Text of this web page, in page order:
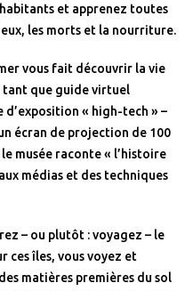
et apprenez toutes
les morts et la nourriture.
vous fait découvrir la vie
tant que guide virtuel
d’exposition « high-tech » –
écran de projection de 100
musée raconte « l’histoire
médias et des techniques
– ou plutôt : voyagez – le
ces îles, vous voyez et
matières premières du sol